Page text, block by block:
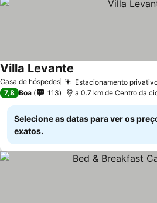
Casa de hóspedes Estacionamento
Villa Levante
7,8 Boa 113 a 0.7 km de Centro da
Selecione as datas para ver os
exatos.